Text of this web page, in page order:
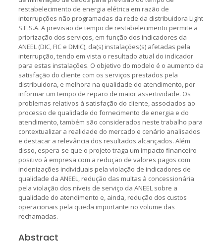
restabelecimento de energia elétrica em razão de
interrupções não programadas da rede da distribuidora Light
S.E.S.A. A previsão de tempo de restabelecimento permite a
priorização dos serviços, em função dos indicadores da
ANEEL (DIC, FIC e DMIC), da(s) instalações(s) afetadas pela
interrupção, tendo em vista o resultado atual do indicador
para estas instalações. O objetivo do modelo é o aumento da
satisfação do cliente com os serviços prestados pela
distribuidora, e melhora na qualidade do atendimento, por
informar um tempo de reparo de maior assertividade. Os
problemas relativos à satisfação do cliente, associados ao
processo de qualidade do fornecimento de energia e do
atendimento, também são considerados neste trabalho para
contextualizar a realidade do mercado e cenário analisados
e destacar a relevância dos resultados alcançados. Além
disso, espera-se que o projeto traga um impacto financeiro
positivo à empresa com a redução de valores pagos com
indenizações individuais pela violação de indicadores de
qualidade da ANEEL, redução das multas à concessionária
pela violação dos níveis de serviço da ANEEL sobre a
qualidade do atendimento e, ainda, redução dos custos
operacionais pela queda importante no volume das
rechamadas.
Abstract